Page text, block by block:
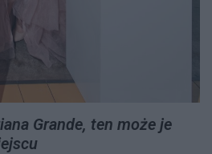
Grande, ten może je